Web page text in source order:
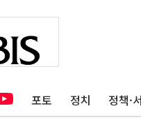
포토 정치 정책·